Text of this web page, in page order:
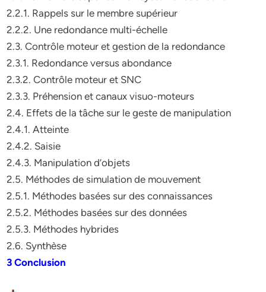
2.2.1. Rappels sur le membre supérieur
2.2.2. Une redondance multi-échelle
2.3. Contrôle moteur et gestion de la redondance
2.3.1. Redondance versus abondance
2.3.2. Contrôle moteur et SNC
2.3.3. Préhension et canaux visuo-moteurs
2.4. Effets de la tâche sur le geste de manipulation
2.4.1. Atteinte
2.4.2. Saisie
2.4.3. Manipulation d’objets
2.5. Méthodes de simulation de mouvement
2.5.1. Méthodes basées sur des connaissances
2.5.2. Méthodes basées sur des données
2.5.3. Méthodes hybrides
2.6. Synthèse
3 Conclusion